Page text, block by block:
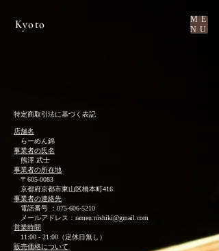
Kyoto
ME
NU
特定商取引法に基づく表記
店舗名
らーめん錦
事業者の氏名
熊澤 武士
事業者の所在地
〒605-0083
京都府京都市東山区橋本町416
事業者の連絡先
電話番号 ：075-606-5210
メールアドレス： ramen.nishiki@gmail.com
営業時間
11:00 - 21:00（定休日無し）
販売価格について